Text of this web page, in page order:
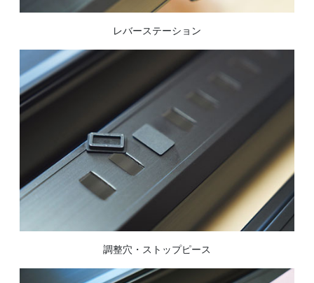
レバーステーション
調整穴・ストップピース